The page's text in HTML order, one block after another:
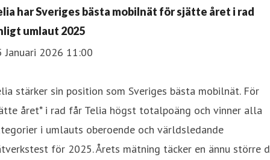
har Sveriges bästa mobilnät för sjätte året i rad
umlaut 2025
Januari 2026 11:00
stärker sin position som Sveriges bästa mobilnät. För
året* i rad får Telia högst totalpoäng och vinner alla
i umlauts oberoende och världsledande
för 2025. Årets mätning täcker en ännu större